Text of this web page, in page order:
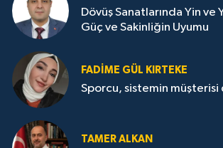
Dövüş Sanatlarında Yin ve
Güç ve Sakinliğin Uyumu
FADIME GÜL KIRTEKE
Sporcu, sistemin müşterisi
TAMER ALKAN